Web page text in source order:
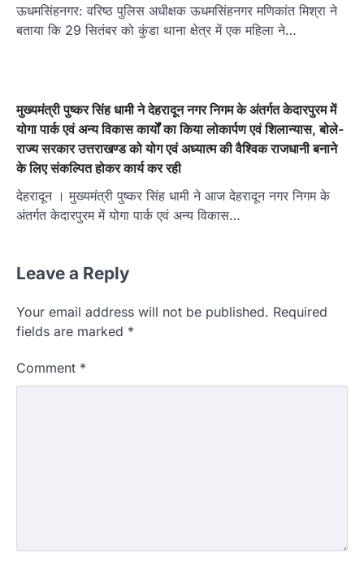
ऊधमसिंहनगर: वरिष्ठ पुलिस अधीक्षक ऊधमसिंहनगर मणिकांत मिश्रा ने
बताया कि 29 सितंबर को कुंडा थाना क्षेत्र में एक महिला ने…
मुख्यमंत्री पुष्कर सिंह धामी ने देहरादून नगर निगम के अंतर्गत केदारपुरम में
योगा पार्क एवं अन्य विकास कार्यों का किया लोकार्पण एवं शिलान्यास, बोले-
राज्य सरकार उत्तराखण्ड को योग एवं अध्यात्म की वैश्विक राजधानी बनाने
के लिए संकल्पित होकर कार्य कर रही
देहरादून । मुख्यमंत्री पुष्कर सिंह धामी ने आज देहरादून नगर निगम के
अंतर्गत केदारपुरम में योगा पार्क एवं अन्य विकास…
Leave a Reply
Your email address will not be published. Required
fields are marked *
Comment *